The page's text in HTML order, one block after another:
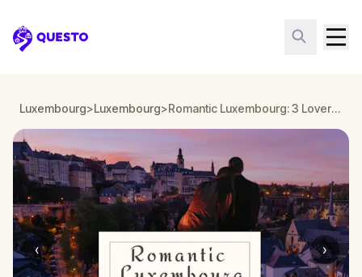
Questo
Luxembourg>Luxembourg> Romantic Luxembourg: 3 Lovers from past, present and future!
‹ ›